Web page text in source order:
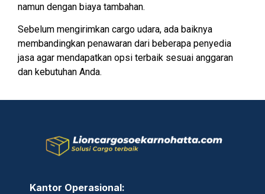
namun dengan biaya tambahan.
Sebelum mengirimkan cargo udara, ada baiknya
membandingkan penawaran dari beberapa penyedia
jasa agar mendapatkan opsi terbaik sesuai anggaran
dan kebutuhan Anda.
Kantor Operasional: